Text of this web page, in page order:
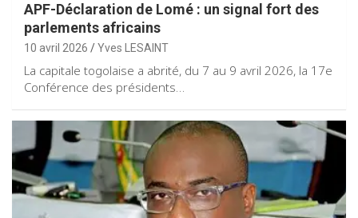
APF-Déclaration de Lomé : un signal fort des
parlements africains
10 avril 2026 Yves LESAINT
La capitale togolaise a abrité, du 7 au 9 avril 2026, la 17e
Conférence des présidents…